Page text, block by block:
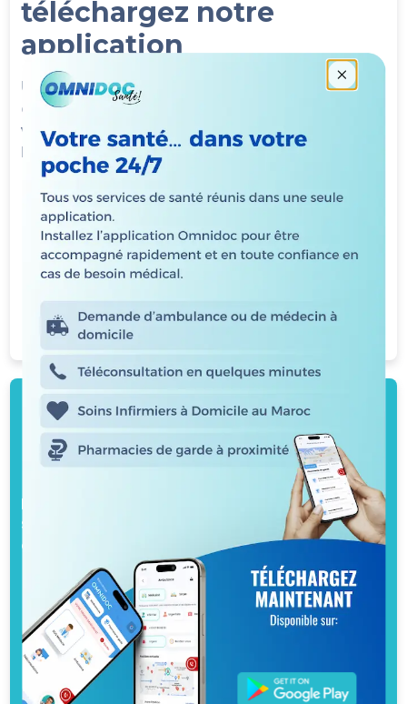
téléchargez notre
application
Utilisez votre appareil mobile pour scanner ce
code QR. Vous accéderez automatiquement à
votre App Store pour télécharger l'application.
Et voilà !
Une seule application
pour tous vos besoins
L'application OMNIDOC Santé est le moyen le
plus rapide et le plus simple de réserver et de
suivre vos rendez-vous. Scannez le code QR pour
obtenir l'application maintenant.
Bienvenue